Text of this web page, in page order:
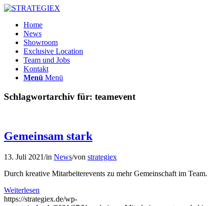
Home
News
Showroom
Exclusive Location
Team und Jobs
Kontakt
Menü Menü
Schlagwortarchiv für: teamevent
Gemeinsam stark
13. Juli 2021/in News/von strategiex
Durch kreative Mitarbeiterevents zu mehr Gemeinschaft im Team.
Weiterlesen
https://strategiex.de/wp-